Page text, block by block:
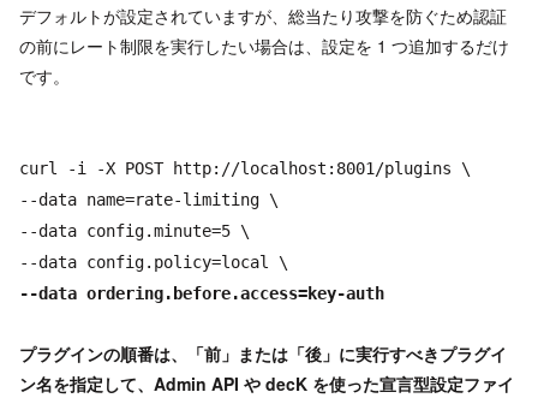
デフォルトが設定されていますが、総当たり攻撃を防ぐため認証
の前にレート制限を実行したい場合は、設定を 1 つ追加するだけ
です。
curl -i -X POST http://localhost:8001/plugins \
--data name=rate-limiting \
--data config.minute=5 \
--data config.policy=local \
--data ordering.before.access=key-auth
プラグインの順番は、「前」または「後」に実行すべきプラグイ
ン名を指定して、Admin API や decK を使った宣言型設定ファイ